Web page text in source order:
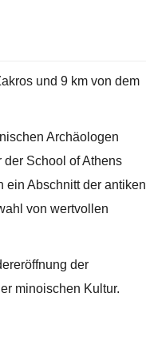
und 9 km von dem
Archäologen
der School of Athens
ein Abschnitt der antiken
von wertvollen
der
minoischen Kultur.